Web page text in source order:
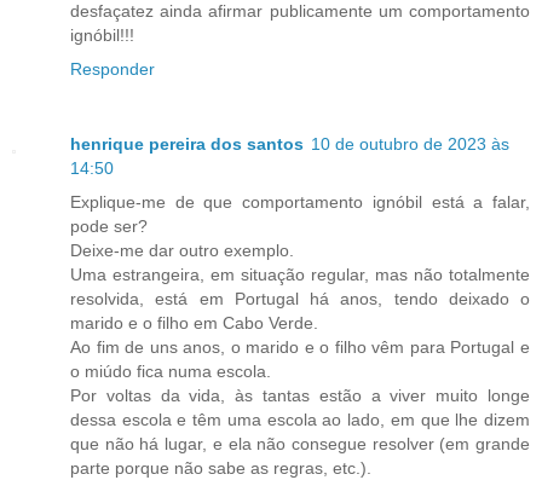
desfaçatez ainda afirmar publicamente um comportamento
ignóbil!!!
Responder
henrique pereira dos santos 10 de outubro de 2023 às
14:50
Explique-me de que comportamento ignóbil está a falar,
pode ser?
Deixe-me dar outro exemplo.
Uma estrangeira, em situação regular, mas não totalmente
resolvida, está em Portugal há anos, tendo deixado o
marido e o filho em Cabo Verde.
Ao fim de uns anos, o marido e o filho vêm para Portugal e
o miúdo fica numa escola.
Por voltas da vida, às tantas estão a viver muito longe
dessa escola e têm uma escola ao lado, em que lhe dizem
que não há lugar, e ela não consegue resolver (em grande
parte porque não sabe as regras, etc.).